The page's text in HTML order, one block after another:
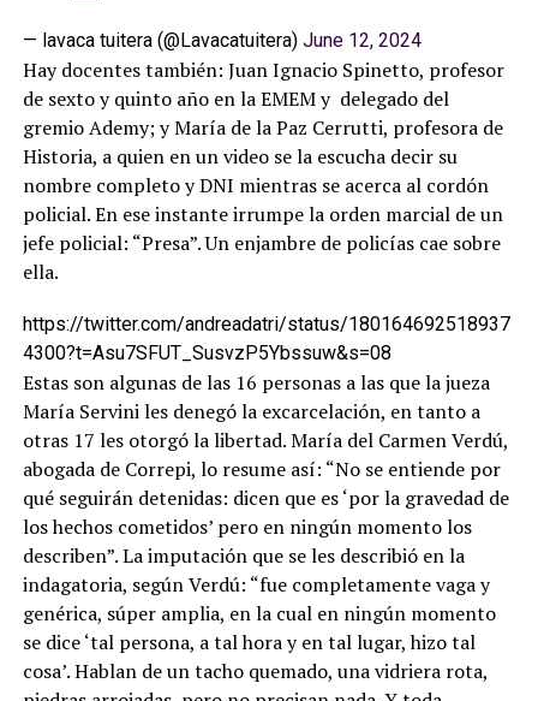
— lavaca tuitera (@Lavacatuitera) June 12, 2024
Hay docentes también: Juan Ignacio Spinetto, profesor
de sexto y quinto año en la EMEM y delegado del
gremio Ademy; y María de la Paz Cerrutti, profesora de
Historia, a quien en un video se la escucha decir su
nombre completo y DNI mientras se acerca al cordón
policial. En ese instante irrumpe la orden marcial de un
jefe policial: “Presa”. Un enjambre de policías cae sobre
ella.
https://twitter.com/andreadatri/status/180164692518937
4300?t=Asu7SFUT_SusvzP5Ybssuw&s=08
Estas son algunas de las 16 personas a las que la jueza
María Servini les denegó la excarcelación, en tanto a
otras 17 les otorgó la libertad. María del Carmen Verdú,
abogada de Correpi, lo resume así: “No se entiende por
qué seguirán detenidas: dicen que es ‘por la gravedad de
los hechos cometidos’ pero en ningún momento los
describen”. La imputación que se les describió en la
indagatoria, según Verdú: “fue completamente vaga y
genérica, súper amplia, en la cual en ningún momento
se dice ‘tal persona, a tal hora y en tal lugar, hizo tal
cosa’. Hablan de un tacho quemado, una vidriera rota,